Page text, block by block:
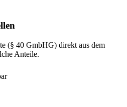
(§ 40 GmbHG) direkt aus dem
Anteile.